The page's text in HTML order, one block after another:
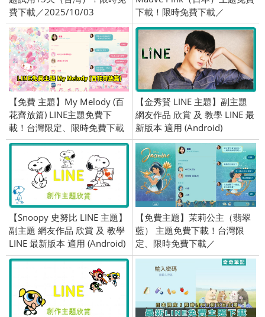
費下載／2025/10/03
下載！限時免費下載／
2023/09/22
【免費 主題】My Melody (百
花齊放篇) LINE主題免費下
載！台灣限定、限時免費下載
／2019/09/12
【金秀賢 LINE 主題】副主題
網友作品 欣賞 及 教學 LINE 最
新版本 適用 (Android)
【Snoopy 史努比 LINE 主題】
副主題 網友作品 欣賞 及 教學
LINE 最新版本 適用 (Android)
【免費主題】茉莉公主（翡翠
藍） 主題免費下載！台灣限
定、限時免費下載／
2020/02/13